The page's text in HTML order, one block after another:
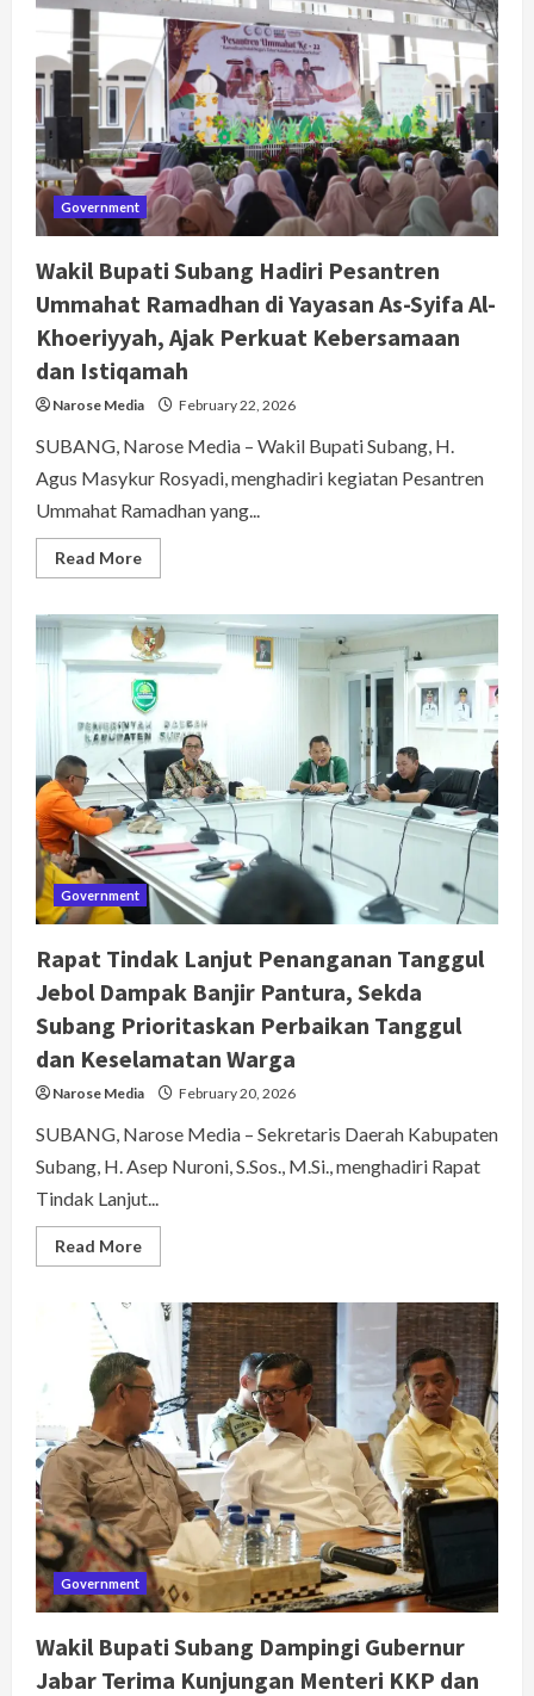
Laporkan
Aspirasi
dan
Pungli
via
“Lapor
Kang
Rey”
Government
Wakil Bupati Subang Hadiri Pesantren
Ummahat Ramadhan di Yayasan As-Syifa Al-
Khoeriyyah, Ajak Perkuat Kebersamaan
dan Istiqamah
Narose Media February 22, 2026
SUBANG, Narose Media – Wakil Bupati Subang, H.
Agus Masykur Rosyadi, menghadiri kegiatan Pesantren
Ummahat Ramadhan yang...
Read MoreRead
more
Bupati
Subang
Hadiri
Pesantren
Ummahat
Ramadhan
di
Yayasan
As-
Syifa
Al-
Khoeriyyah,
Ajak
Perkuat
Kebersamaan
dan
Istiqamah
Government
Rapat Tindak Lanjut Penanganan Tanggul
Jebol Dampak Banjir Pantura, Sekda
Subang Prioritaskan Perbaikan Tanggul
dan Keselamatan Warga
Narose Media February 20, 2026
SUBANG, Narose Media – Sekretaris Daerah Kabupaten
Subang, H. Asep Nuroni, S.Sos., M.Si., menghadiri Rapat
Tindak Lanjut...
Read MoreRead
more
Tindak
Lanjut
Penanganan
Tanggul
Jebol
Dampak
Banjir
Pantura,
Sekda
Subang
Prioritaskan
Perbaikan
Tanggul
dan
Keselamatan
Warga
Government
Wakil Bupati Subang Dampingi Gubernur
Jabar Terima Kunjungan Menteri KKP dan